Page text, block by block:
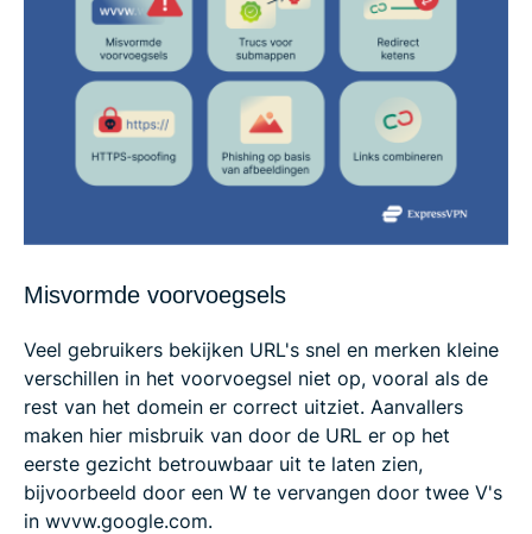
Misvormde voorvoegsels
Veel gebruikers bekijken URL's snel en merken kleine
verschillen in het voorvoegsel niet op, vooral als de
rest van het domein er correct uitziet. Aanvallers
maken hier misbruik van door de URL er op het
eerste gezicht betrouwbaar uit te laten zien,
bijvoorbeeld door een W te vervangen door twee V's
in wvvw.google.com.